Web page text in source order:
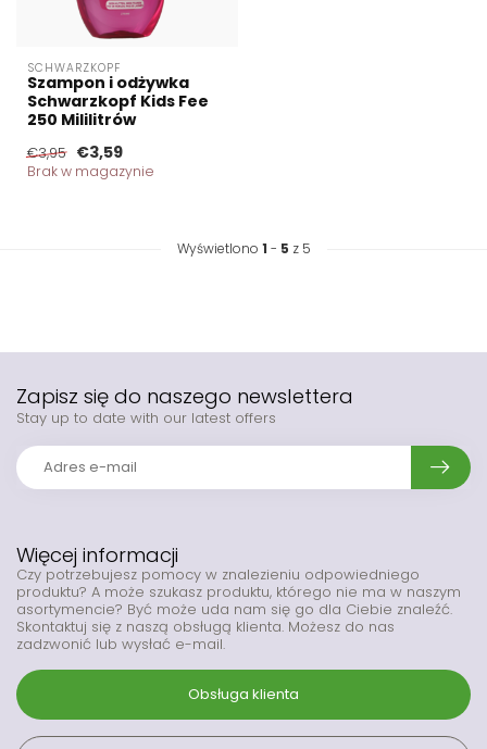
SCHWARZKOPF
Szampon i odżywka
Schwarzkopf Kids Fee
250 Mililitrów
€3,95 €3,59
Brak w magazynie
Wyświetlono 1 - 5 z 5
Więcej informacji
Czy potrzebujesz pomocy w znalezieniu odpowiedniego
produktu? A może szukasz produktu, którego nie ma w naszym
asortymencie? Być może uda nam się go dla Ciebie znaleźć.
Skontaktuj się z naszą obsługą klienta. Możesz do nas
zadzwonić lub wysłać e-mail.
Obsługa klienta
Zapisz się do naszego newslettera
Stay up to date with our latest offers